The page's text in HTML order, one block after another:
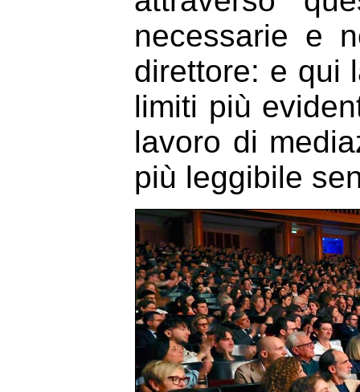
necessarie e
direttore: e qui
limiti più
lavoro di
più leggibile